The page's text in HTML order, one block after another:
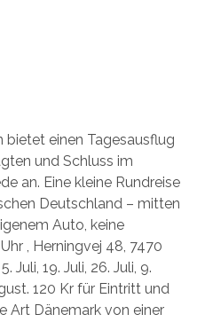
bietet einen Tagesausflug
und Schluss im
an. Eine kleine Rundreise
Deutschland – mitten
Auto, keine
, Herningvej 48, 7470
Juli, 19. Juli, 26. Juli, 9.
120 Kr für Eintritt und
Art Dänemark von einer